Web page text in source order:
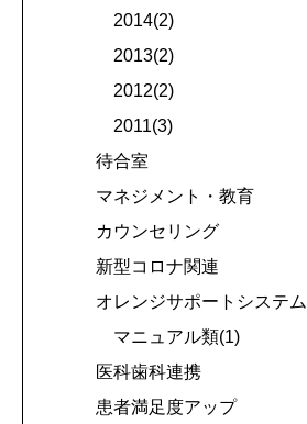
2014(2)
2013(2)
2012(2)
2011(3)
待合室
マネジメント・教育
カウンセリング
新型コロナ関連
オレンジサポートシステム
マニュアル類(1)
医科歯科連携
患者満足度アップ